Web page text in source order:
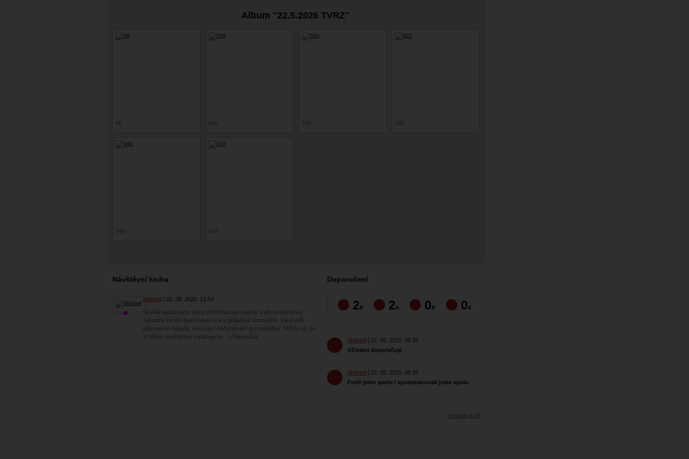
Album "22.5.2026 TVRZ"
Návštěvní kniha
Mathiell 22. 09. 2025 13:54
Skvělá spolupráce, které předcházela snadná a věcná domluva.
Samotné focení bylo kreativní a v přátelské atmosféře. Karel měl
připravené nápady, rekvizity i občerstvení pro modelku. Těším se, že
si někdy spolupráci zopakujeme. :) Doporučuji.
Doporučení
2x 2x 0x 0x
Mathiell 22. 09. 2025 08:33
Uživatel doporučuje
Mathiell 22. 09. 2025 08:33
Fotili jsme spolu / spolupracovali jsme spolu
nahlásit profil